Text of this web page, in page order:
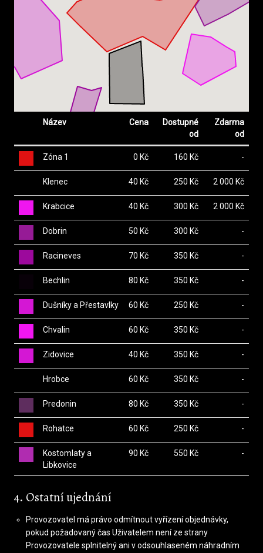
Název Cena
Dostupné
od
Zdarma
od
Zóna 1 0 Kč 160 Kč -
Klenec 40 Kč 250 Kč 2 000 Kč
Krabcice 40 Kč 300 Kč 2 000 Kč
Dobrin 50 Kč 300 Kč -
Racineves 70 Kč 350 Kč -
Bechlin 80 Kč 350 Kč -
Dušníky a Přestavlky 60 Kč 250 Kč -
Chvalin 60 Kč 350 Kč -
Zidovice 40 Kč 350 Kč -
Hrobce 60 Kč 350 Kč -
Predonin 80 Kč 350 Kč -
Rohatce 60 Kč 250 Kč -
Kostomlaty a
Libkovice
90 Kč 550 Kč -
4. Ostatní ujednání
Provozovatel má právo odmítnout vyřízení objednávky,
pokud požadovaný čas Uživatelem není ze strany
Provozovatele splnitelný ani v odsouhlaseném náhradním